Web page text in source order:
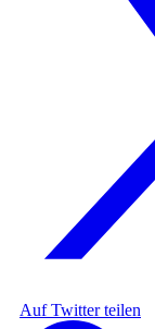
Auf Twitter teilen